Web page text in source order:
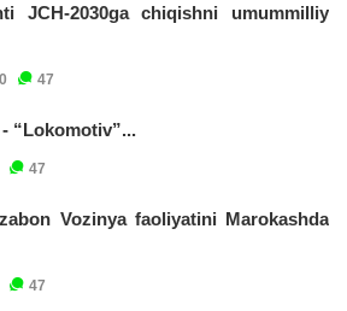
JCH-2030ga chiqishni umummilliy
47
“Lokomotiv”...
47
Vozinya faoliyatini Marokashda
47